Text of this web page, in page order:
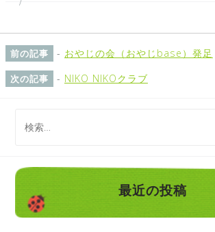
前の記事 - おやじの会（おやじbase）発足
次の記事 - NIKO NIKOクラブ
最近の投稿